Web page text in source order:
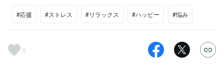
#応援 #ストレス #リラックス #ハッピー #悩み
9